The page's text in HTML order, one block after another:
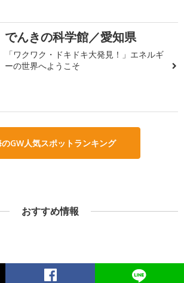
でんきの科学館／愛知県
「ワクワク・ドキドキ大発見！」エネルギ
ーの世界へようこそ
GW人気スポットランキング
おすすめ情報